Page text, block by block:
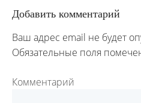
Добавить комментарий
Ваш адрес email не будет
Обязательные поля
Комментарий